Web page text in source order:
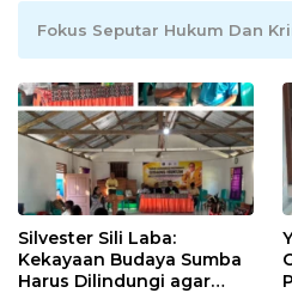
Fokus Seputar Hukum Dan
Silvester Sili Laba:
Kekayaan Budaya Sumba
Harus Dilindungi agar